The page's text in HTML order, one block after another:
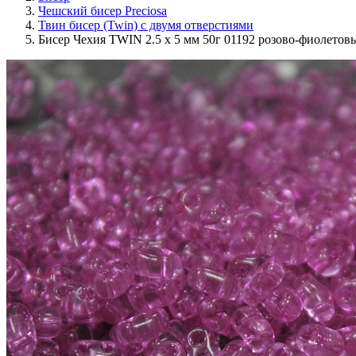
Чешский бисер Preciosa
Твин бисер (Twin) с двумя отверстиями
Бисер Чехия TWIN 2.5 x 5 мм 50г 01192 розово-